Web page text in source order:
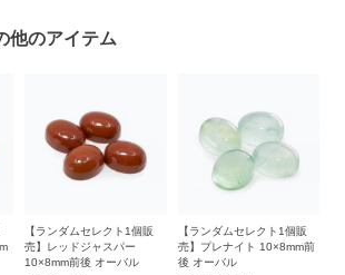
他のアイテム
【ランダムセレクト1個販
売】レッドジャスパー
10×8mm前後 オーバル
【ランダムセレクト1個販
売】プレナイト 10×8mm前
後 オーバル